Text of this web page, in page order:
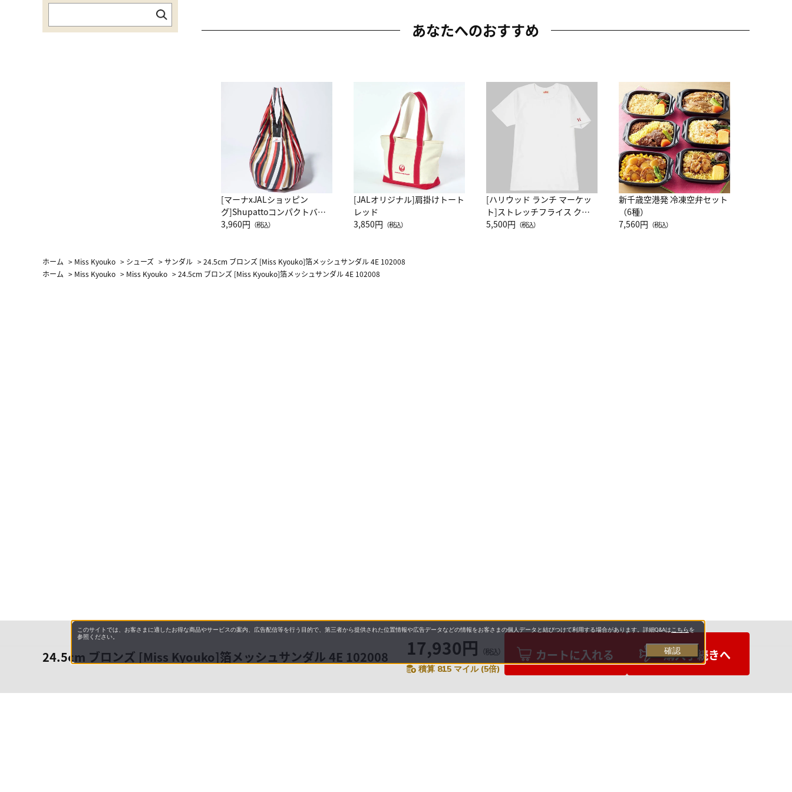
24.5cm ブロンズ [Miss Kyouko]箔メッシュサンダル 4E 102008 17,930円 （税込）
積算 815 マイル (5倍)
カートに入れる 購入手続きへ
あなたへのおすすめ
[マーナxJALショッピン
グ]Shupattoコンパクトバッ
グ Drop JAL客室乗務員
3,960円 （税込）
[JALオリジナル]肩掛けトート
レッド
3,850円 （税込）
[ハリウッド ランチ マーケッ
ト]ストレッチフライス クル
ーネック別注半袖Ｔシャツ
5,500円 （税込）
新千歳空港発 冷凍空弁セット
（6種）
7,560円 （税込）
ホーム > Miss Kyouko > シューズ >サンダル >24.5cm ブロンズ [Miss Kyouko]箔メッシュサンダル 4E 102008
ホーム > Miss Kyouko > Miss Kyouko >24.5cm ブロンズ [Miss Kyouko]箔メッシュサンダル 4E 102008
このサイトでは、お客さまに適したお得な商品やサービスの案内、広告配信等を行う目的で、第三者から提供された位置情報や広告データなどの情報をお客さまの個人データと結びつけて利用する場合があります。詳細Q&Aは こちらを
参照ください。
確認